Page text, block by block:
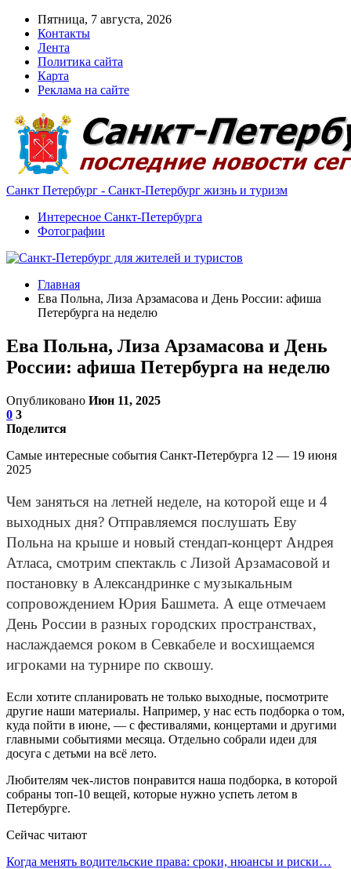
Пятница, 7 августа, 2026
Контакты
Лента
Политика сайта
Карта
Реклама на сайте
Санкт Петербург - Санкт-Петербург жизнь и туризм
Интересное Санкт-Петербурга
Фотографии
Главная
Ева Польна, Лиза Арзамасова и День России: афиша
Петербурга на неделю
Ева Польна, Лиза Арзамасова и День
России: афиша Петербурга на неделю
Опубликовано Июн 11, 2025
0 3
Поделится
Самые интересные события Санкт-Петербурга 12 — 19 июня
2025
Чем заняться на летней неделе, на которой еще и 4
выходных дня? Отправляемся послушать Еву
Польна на крыше и новый стендап-концерт Андрея
Атласа, смотрим спектакль с Лизой Арзамасовой и
постановку в Александринке с музыкальным
сопровождением Юрия Башмета. А еще отмечаем
День России в разных городских пространствах,
наслаждаемся роком в Севкабеле и восхищаемся
игроками на турнире по сквошу.
Если хотите спланировать не только выходные, посмотрите
другие наши материалы. Например, у нас есть подборка о том,
куда пойти в июне, — с фестивалями, концертами и другими
главными событиями месяца. Отдельно собрали идеи для
досуга с детьми на всё лето.
Любителям чек-листов понравится наша подборка, в которой
собраны топ-10 вещей, которые нужно успеть летом в
Петербурге.
Сейчас читают
Когда менять водительские права: сроки, нюансы и риски…